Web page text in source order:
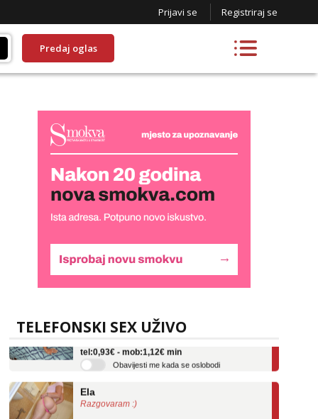
Prijavi se Registriraj se
Predaj oglas
TELEFONSKI SEX UŽIVO
Tel:064/677-677- Kod: #136
Obavijesti me kada se oslobodi
Razgovaram :)